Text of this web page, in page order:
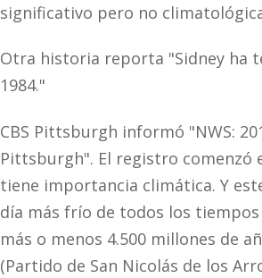
significativo pero no
Otra historia reporta "Sidney ha
1984."
CBS Pittsburgh informó "NWS:
Pittsburgh". El registro comenzó
tiene importancia climática. Y
día más frío de todos los
más o menos 4.500 millones de
(Partido de San Nicolás de los